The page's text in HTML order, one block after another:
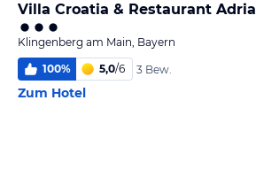
Villa Croatia & Restaurant Adria
Klingenberg am Main, Bayern
100% 5,0/6 3 Bew.
Zum Hotel